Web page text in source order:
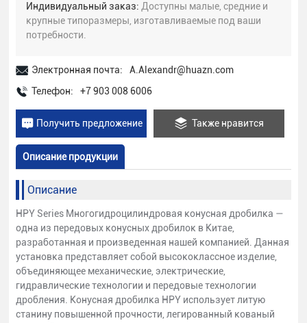
Индивидуальный заказ: Доступны малые, средние и
крупные типоразмеры, изготавливаемые под ваши
потребности.
Электронная почта:
A.Alexandr@huazn.com
Телефон:
+7 903 008 6006
Получить предложение Также нравится
Описание продукции
Описание
HPY Series Многогидроцилиндровая конусная дробилка —
одна из передовых конусных дробилок в Китае,
разработанная и произведенная нашей компанией. Данная
установка представляет собой высококлассное изделие,
объединяющее механические, электрические,
гидравлические технологии и передовые технологии
дробления. Конусная дробилка HPY использует литую
станину повышенной прочности, легированный кованый